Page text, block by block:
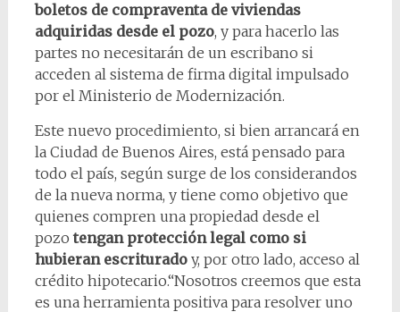
boletos de compraventa de viviendas
adquiridas desde el pozo, y para hacerlo las
partes no necesitarán de un escribano si
acceden al sistema de firma digital impulsado
por el Ministerio de Modernización.
Este nuevo procedimiento, si bien arrancará en
la Ciudad de Buenos Aires, está pensado para
todo el país, según surge de los considerandos
de la nueva norma, y tiene como objetivo que
quienes compren una propiedad desde el
pozo tengan protección legal como si
hubieran escrituradoy, por otro lado, acceso al
crédito hipotecario.“Nosotros creemos que esta
es una herramienta positiva para resolver uno